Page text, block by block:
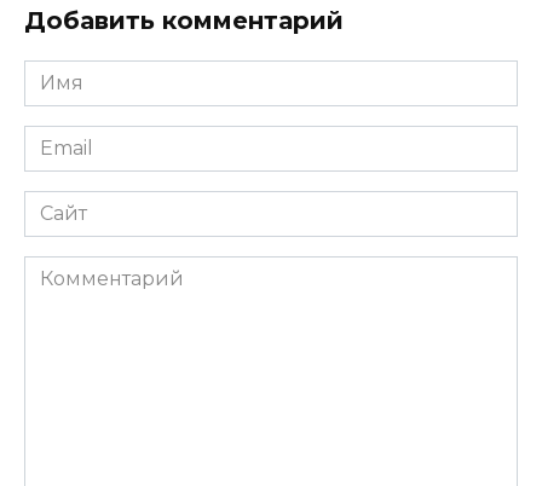
Добавить комментарий
Имя
*
Email
*
Сайт
Комментарий